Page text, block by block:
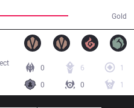
Gold
0 6
1
0
0 1